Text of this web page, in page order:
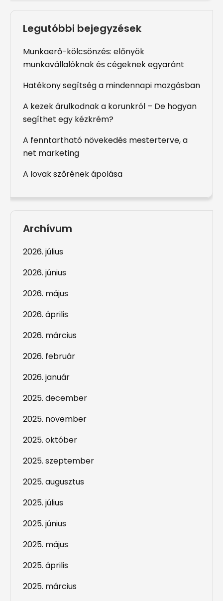
Legutóbbi bejegyzések
Munkaerő-kölcsönzés: előnyök
munkavállalóknak és cégeknek egyaránt
Hatékony segítség a mindennapi mozgásban
A kezek árulkodnak a korunkról – De hogyan
segíthet egy kézkrém?
A fenntartható növekedés mesterterve, a
net marketing
A lovak szőrének ápolása
Archívum
2026. július
2026. június
2026. május
2026. április
2026. március
2026. február
2026. január
2025. december
2025. november
2025. október
2025. szeptember
2025. augusztus
2025. július
2025. június
2025. május
2025. április
2025. március